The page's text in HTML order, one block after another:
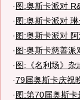
·图:奥斯卡派对
·图:奥斯卡派对
·图:奥斯卡派对
·图:奥斯卡慈善派
·图:《名利场》杂
·79届奥斯卡庆祝
·图:第70届奥斯